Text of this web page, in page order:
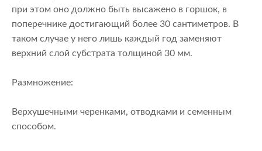
при этом оно должно быть высажено в горшок, в
поперечнике достигающий более 30 сантиметров. В
таком случае у него лишь каждый год заменяют
верхний слой субстрата толщиной 30 мм.
Размножение:
Верхушечными черенками, отводками и семенным
способом.